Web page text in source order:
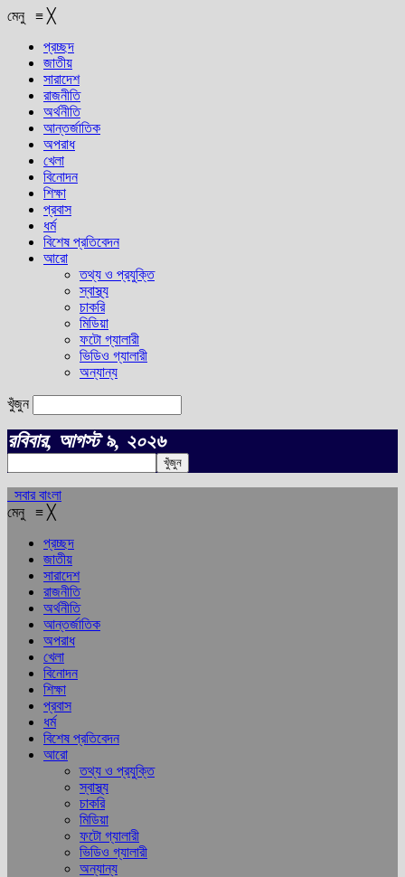
মেনু ≡ ╳
প্রচ্ছদ
জাতীয়
সারাদেশ
রাজনীতি
অর্থনীতি
আন্তর্জাতিক
অপরাধ
খেলা
বিনোদন
শিক্ষা
প্রবাস
ধর্ম
বিশেষ প্রতিবেদন
আরো
তথ্য ও প্রযুক্তি
স্বাস্থ্য
চাকরি
মিডিয়া
ফটো গ্যালারী
ভিডিও গ্যালারী
অন্যান্য
খুঁজুন
রবিবার, আগস্ট ৯, ২০২৬
সবার বাংলা
মেনু ≡ ╳
প্রচ্ছদ
জাতীয়
সারাদেশ
রাজনীতি
অর্থনীতি
আন্তর্জাতিক
অপরাধ
খেলা
বিনোদন
শিক্ষা
প্রবাস
ধর্ম
বিশেষ প্রতিবেদন
আরো
তথ্য ও প্রযুক্তি
স্বাস্থ্য
চাকরি
মিডিয়া
ফটো গ্যালারী
ভিডিও গ্যালারী
অন্যান্য